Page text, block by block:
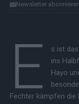
Newsletter abonnieren
E
s ist
ins
Hayo
Fechter kämpfen die